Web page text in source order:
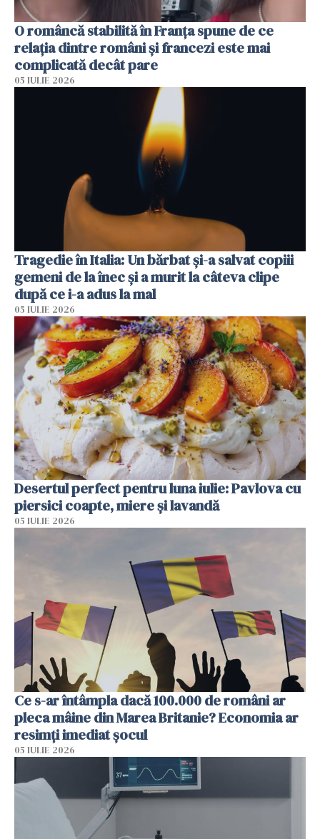
O româncă stabilită în Franța spune de ce
relația dintre români și francezi este mai
complicată decât pare
05 IULIE 2026
Tragedie în Italia: Un bărbat și-a salvat copiii
gemeni de la înec și a murit la câteva clipe
după ce i-a adus la mal
05 IULIE 2026
Desertul perfect pentru luna iulie: Pavlova cu
piersici coapte, miere și lavandă
05 IULIE 2026
Ce s-ar întâmpla dacă 100.000 de români ar
pleca mâine din Marea Britanie? Economia ar
resimți imediat șocul
05 IULIE 2026